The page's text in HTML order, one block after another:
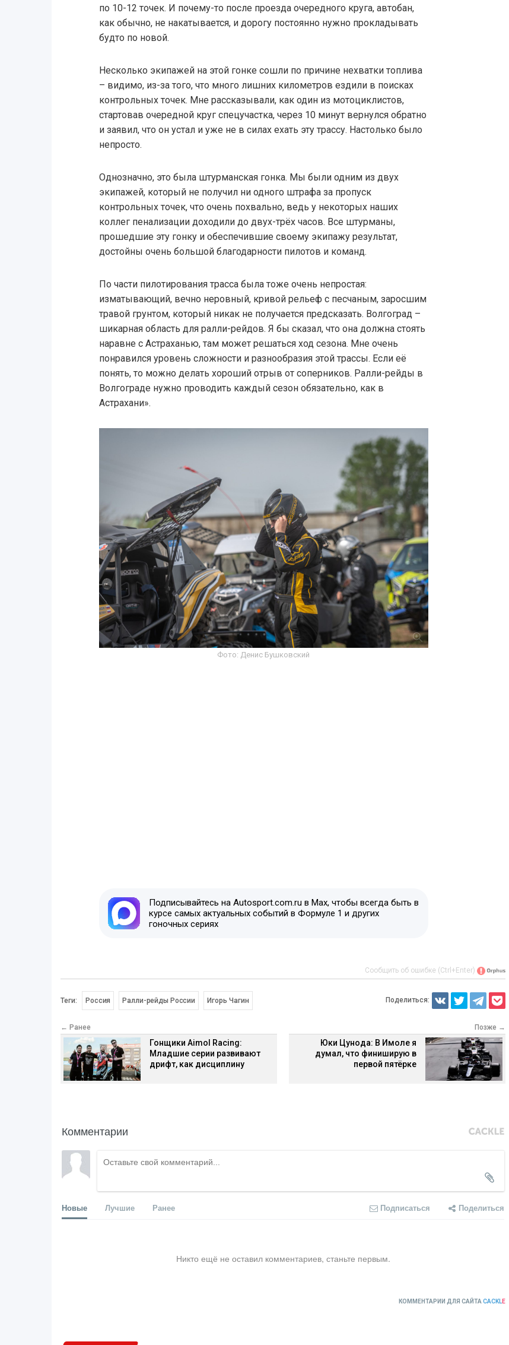
по 10-12 точек. И почему-то после проезда очередного круга, автобан,
как обычно, не накатывается, и дорогу постоянно нужно прокладывать
будто по новой.
Несколько экипажей на этой гонке сошли по причине нехватки топлива
– видимо, из-за того, что много лишних километров ездили в поисках
контрольных точек. Мне рассказывали, как один из мотоциклистов,
стартовав очередной круг спецучастка, через 10 минут вернулся обратно
и заявил, что он устал и уже не в силах ехать эту трассу. Настолько было
непросто.
Однозначно, это была штурманская гонка. Мы были одним из двух
экипажей, который не получил ни одного штрафа за пропуск
контрольных точек, что очень похвально, ведь у некоторых наших
коллег пенализации доходили до двух-трёх часов. Все штурманы,
прошедшие эту гонку и обеспечившие своему экипажу результат,
достойны очень большой благодарности пилотов и команд.
По части пилотирования трасса была тоже очень непростая:
изматывающий, вечно неровный, кривой рельеф с песчаным, заросшим
травой грунтом, который никак не получается предсказать. Волгоград –
шикарная область для ралли-рейдов. Я бы сказал, что она должна стоять
наравне с Астраханью, там может решаться ход сезона. Мне очень
понравился уровень сложности и разнообразия этой трассы. Если её
понять, то можно делать хороший отрыв от соперников. Ралли-рейды в
Волгограде нужно проводить каждый сезон обязательно, как в
Астрахани».
Фото: Денис Бушковский
Подписывайтесь на Autosport.com.ru в Max, чтобы всегда быть в
курсе самых актуальных событий в Формуле 1 и других
гоночных сериях
Сообщить об ошибке (Ctrl+Enter)
Теги: Россия Ралли-рейды России Игорь Чагин Поделиться:
← Ранее
Гонщики Aimol Racing:
Младшие серии развивают
дрифт, как дисциплину
Позже →
Юки Цунода: В Имоле я
думал, что финиширую в
первой пятёрке
Комментарии
Новые Лучшие Ранее Подписаться Поделиться
Никто ещё не оставил комментариев, станьте первым.
КОММЕНТАРИИ ДЛЯ САЙТА CACKLE